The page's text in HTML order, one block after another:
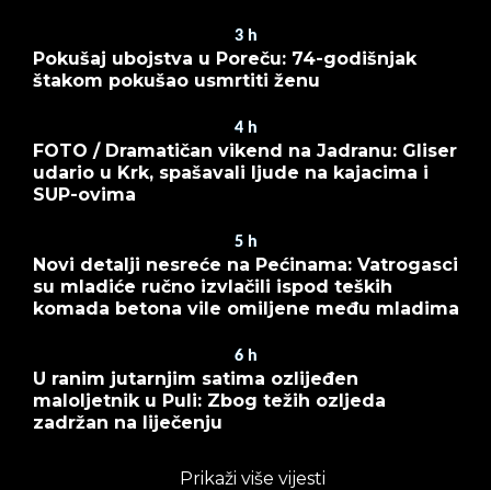
3 h
Pokušaj ubojstva u Poreču: 74-godišnjak
štakom pokušao usmrtiti ženu
4 h
FOTO / Dramatičan vikend na Jadranu: Gliser
udario u Krk, spašavali ljude na kajacima i
SUP-ovima
5 h
Novi detalji nesreće na Pećinama: Vatrogasci
su mladiće ručno izvlačili ispod teških
komada betona vile omiljene među mladima
6 h
U ranim jutarnjim satima ozlijeđen
maloljetnik u Puli: Zbog težih ozljeda
zadržan na liječenju
Prikaži više vijesti